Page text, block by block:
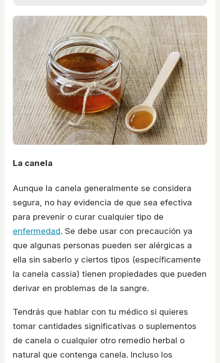
La canela
Aunque la canela generalmente se considera
segura, no hay evidencia de que sea efectiva
para prevenir o curar cualquier tipo de
enfermedad. Se debe usar con precaución ya
que algunas personas pueden ser alérgicas a
ella sin saberlo y ciertos tipos (específicamente
la canela cassia) tienen propiedades que pueden
derivar en problemas de la sangre.
Tendrás que hablar con tu médico si quieres
tomar cantidades significativas o suplementos
de canela o cualquier otro remedio herbal o
natural que contenga canela. Incluso los